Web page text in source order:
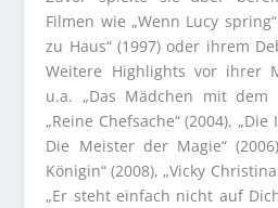
Filmen wie „Wenn Lucy
zu Haus“ (1997) oder ihrem
Weitere Highlights vor ihrer
u.a. „Das Mädchen mit dem
„Reine Chefsache“ (2004), „Die
Die Meister der Magie“
Königin“ (2008), „Vicky
„Er steht einfach nicht auf